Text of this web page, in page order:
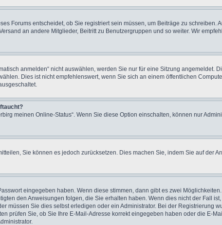
Forums entscheidet, ob Sie registriert sein müssen, um Beiträge zu schreiben.
an andere Mitglieder, Beitritt zu Benutzergruppen und so weiter. Wir
anmelden“ nicht auswählen, werden Sie nur für eine Sitzung angemeldet.
Dies ist nicht empfehlenswert, wenn Sie sich an einem öffentlichen
meinen Online-Status“. Wenn Sie diese Option einschalten, können nur
Sie können es jedoch zurücksetzen. Dies machen Sie, indem Sie auf der
eingegeben haben. Wenn diese stimmen, dann gibt es zwei
den Anweisungen folgen, die Sie erhalten haben. Wenn dies nicht der Fall
müssen Sie dies selbst erledigen oder ein Administrator. Bei der Registrierung
prüfen Sie, ob Sie Ihre E-Mail-Adresse korrekt eingegeben haben oder die E-